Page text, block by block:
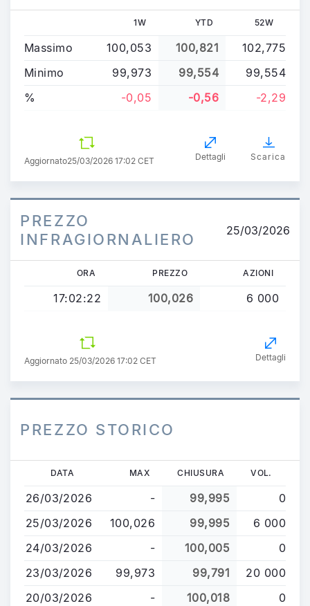
1W YTD 52W
Massimo 100,053 100,821
102,775
Minimo
99,973 99,554
99,554
%
-0,05 -0,56 -2,29
Aggiornato25/03/2026 17:02 CET Dettagli Scarica
PREZZO
INFRAGIORNALIERO
25/03/2026
ORA PREZZO AZIONI
17:02:22 100,026 6 000
Aggiornato 25/03/2026 17:02 CET Dettagli
PREZZO STORICO
contenuto
principale
DATA MAX CHIUSURA VOL.
26/03/2026 - 99,995
0
25/03/2026
100,026 99,995
6 000
24/03/2026
- 100,005
0
23/03/2026
99,973 99,791
20 000
20/03/2026
- 100,018 0